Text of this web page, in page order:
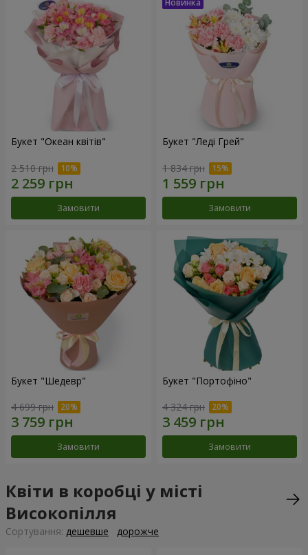
Букет "Океан квітів"
2 510 грн
Замовити
Букет "Леді Грей"
1 834 грн
Замовити
Букет "Шедевр"
4 699 грн
Замовити
Букет "Портофіно"
4 324 грн
Замовити
Квіти в коробці у місті
Високопілля
Сортування: дешевше дорожче